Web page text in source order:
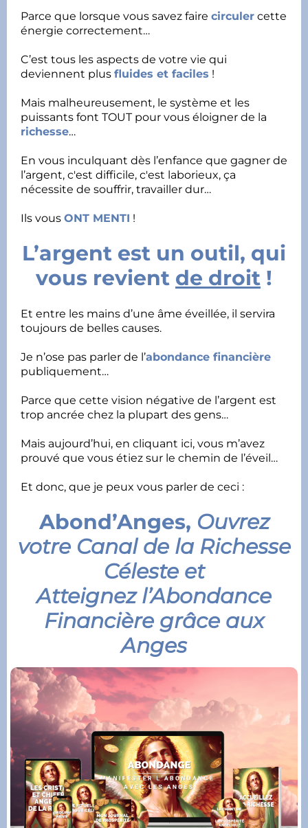
Parce que lorsque vous savez faire circuler cette
énergie correctement…
C’est tous les aspects de votre vie qui
deviennent plus fluides et faciles !
Mais malheureusement, le système et les
puissants font TOUT pour vous éloigner de la
richesse…
En vous inculquant dès l’enfance que gagner de
l’argent, c'est difficile, c'est laborieux, ça
nécessite de souffrir, travailler dur…
Ils vous ONT MENTI !
L’argent est un outil, qui
vous revient de droit !
Et entre les mains d’une âme éveillée, il servira
toujours de belles causes.
Je n’ose pas parler de l’abondance financière
publiquement…
Parce que cette vision négative de l’argent est
trop ancrée chez la plupart des gens…
Mais aujourd’hui, en cliquant ici, vous m’avez
prouvé que vous étiez sur le chemin de l’éveil…
Et donc, que je peux vous parler de ceci :
Abond’Anges, Ouvrez
votre Canal de la Richesse
Céleste et
Atteignez l’Abondance
Financière grâce aux
Anges